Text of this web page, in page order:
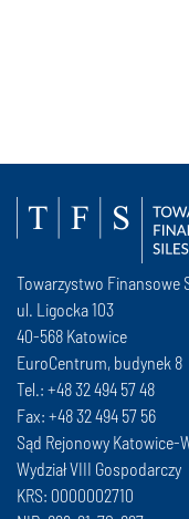
Towarzystwo Finansowe
ul. Ligocka 103
40-568 Katowice
EuroCentrum, budynek 8
Tel.: +48 32 494 57 48
Fax: +48 32 494 57 56
Sąd Rejonowy Katowice-
Wydział VIII Gospodarczy
KRS: 0000002710